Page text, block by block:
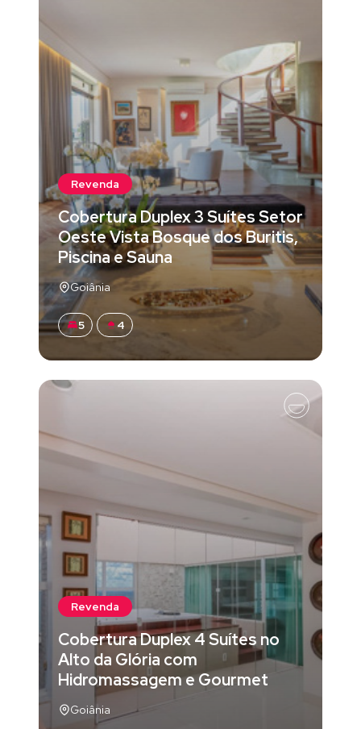
Revenda
Cobertura Duplex 3 Suítes Setor
Oeste Vista Bosque dos Buritis,
Piscina e Sauna
Goiânia
5 4
Revenda
Cobertura Duplex 4 Suítes no
Alto da Glória com
Hidromassagem e Gourmet
Goiânia